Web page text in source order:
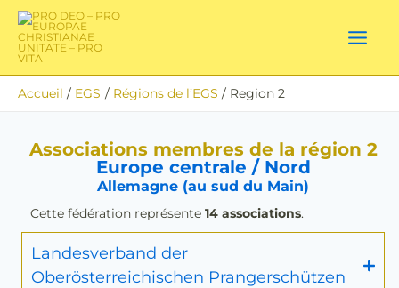
contenu
Accueil EGS Régions de l’EGS Region 2
Associations membres de la région 2
Europe centrale / Nord
Allemagne (au sud du Main)
Cette fédération représente14 associations.
Landesverband der
Oberösterreichischen Prangerschützen